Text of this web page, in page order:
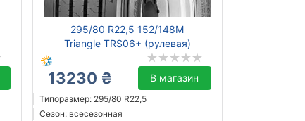
295/80 R22,5 152/148M
Triangle TRS06+ (рулевая)
13230 ₴ В магазин
Типоразмер: 295/80 R22,5
Сезон: всесезонная